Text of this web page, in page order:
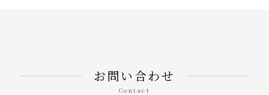
お問い合わせ
Contact